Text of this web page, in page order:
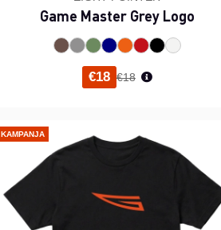
Game Master Grey Logo
€18 Normaali hinta
€18
KAMPANJA